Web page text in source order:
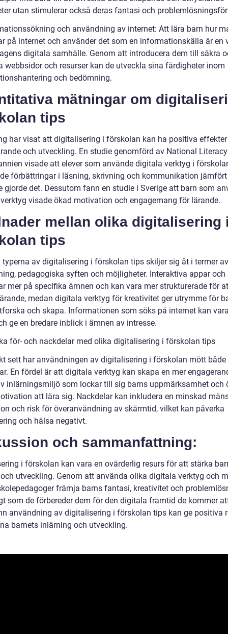
utan stimulerar också deras fantasi och
och användning av internet: Att lära barn hur
på internet och använder det som en informationskälla är en
digitala samhälle. Genom att introducera dem till säkra
webbsidor och resurser kan de utveckla sina färdigheter inom
och bedömning.
mätningar om
tips
har visat att digitalisering i förskolan kan ha positiva
och utveckling. En studie genomförd av National
visade att elever som använde digitala verktyg i
förbättringar i läsning, skrivning och kommunikation jämfört
gjorde det. Dessutom fann en studie i Sverige att barn som
visade ökad motivation och engagemang för lärande.
mellan olika digitalisering
tips
typerna av digitalisering i förskolan tips skiljer sig åt i termer av
pedagogiska syften och möjligheter. Interaktiva appar och
mer på specifika ämnen och kan vara mer strukturerade för
medan digitala verktyg för kreativitet ger utrymme för
och skapa. Informationen som söks på internet kan
ge en bredare inblick i ämnen av intresse.
för- och nackdelar med olika digitalisering i förskolan tips
sett har användningen av digitalisering i förskolan mött både
En fördel är att digitala verktyg kan skapa en mer
inlärningsmiljö som lockar till sig barns uppmärksamhet och
att lära sig. Nackdelar kan inkludera en minskad
och risk för överanvändning av skärmtid, vilket kan påverka
och hälsa negativt.
och sammanfattning:
i förskolan kan vara en ovärderlig resurs för att stärka
utveckling. Genom att använda olika digitala verktyg och
främja barns fantasi, kreativitet och
som de förbereder dem för den digitala framtid de kommer
användning av digitalisering i förskolan tips kan ge positiva
barnets inlärning och utveckling.